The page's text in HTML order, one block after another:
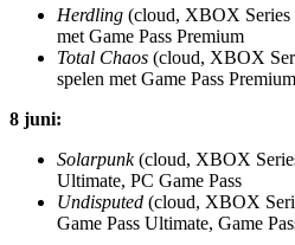
Herdling (cloud, XBOX Series
met Game Pass Premium
Total Chaos (cloud, XBOX
spelen met Game Pass Premium
8 juni:
Solarpunk(cloud, XBOX
Ultimate, PC Game Pass
Undisputed (cloud, XBOX
Game Pass Ultimate, Game